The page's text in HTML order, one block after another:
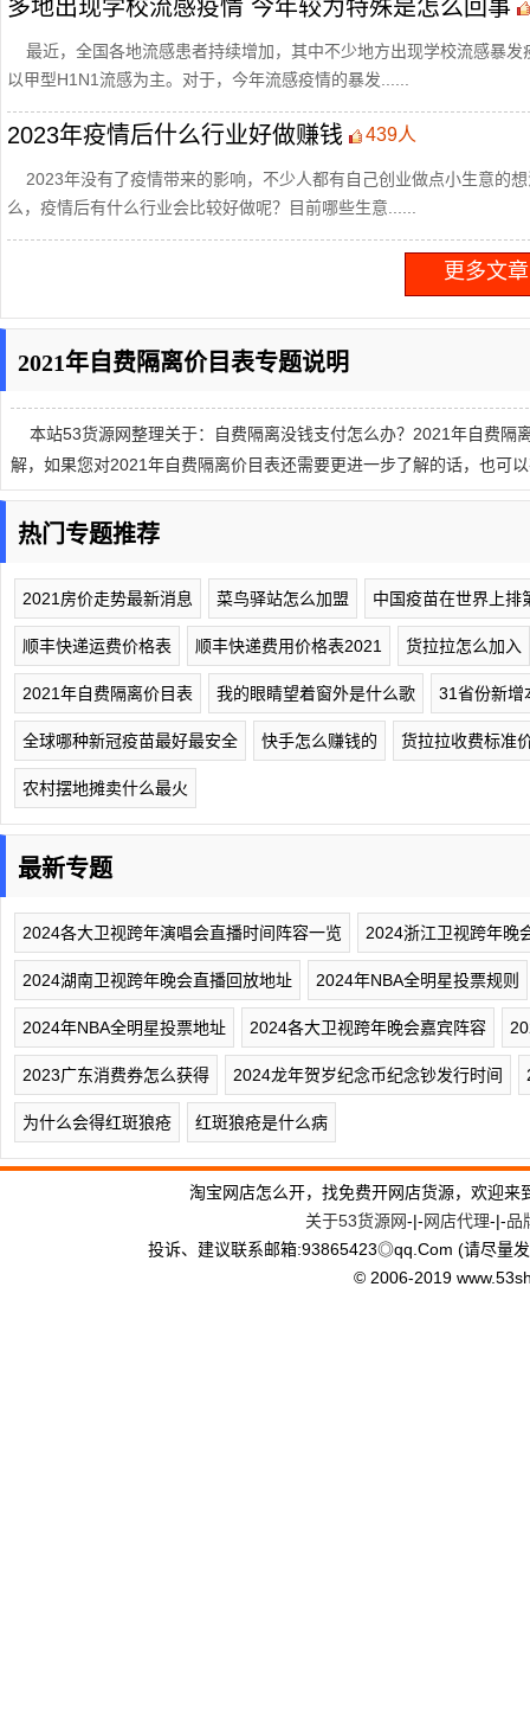
多地出现学校流感疫情 今年较为特殊是怎么回事
最近，全国各地流感患者持续增加，其中不少地方出现学校流感暴
以甲型H1N1流感为主。对于，今年流感疫情的暴发......
2023年疫情后什么行业好做赚钱 439人
2023年没有了疫情带来的影响，不少人都有自己创业做点小生意的
么，疫情后有什么行业会比较好做呢？目前哪些生意......
更多文
2021年自费隔离价目表专题说明
本站53货源网整理关于：自费隔离没钱支付怎么办？2021年自费隔
解，如果您对2021年自费隔离价目表还需要更进一步了解的话，也可
热门专题推荐
2021房价走势最新消息 菜鸟驿站怎么加盟 中国疫苗在世界上排
顺丰快递运费价格表 顺丰快递费用价格表2021 货拉拉怎么加入
2021年自费隔离价目表 我的眼睛望着窗外是什么歌 31省份新增
全球哪种新冠疫苗最好最安全 快手怎么赚钱的 货拉拉收费标准
农村摆地摊卖什么最火
最新专题
2024各大卫视跨年演唱会直播时间阵容一览 2024浙江卫视跨年晚
2024湖南卫视跨年晚会直播回放地址 2024年NBA全明星投票规则
2024年NBA全明星投票地址 2024各大卫视跨年晚会嘉宾阵容
2023广东消费券怎么获得 2024龙年贺岁纪念币纪念钞发行时间
为什么会得红斑狼疮 红斑狼疮是什么病
淘宝网店怎么开，找免费开网店货源，欢迎
关于53货源网-|-网店代理-|-品
投诉、建议联系邮箱:93865423◎qq.Com (请尽量
© 2006-2019